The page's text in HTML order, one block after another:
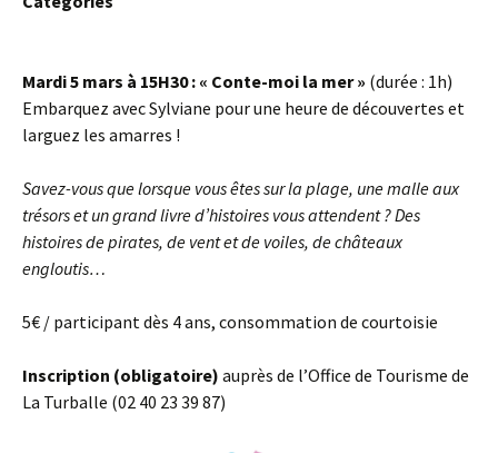
Mardi 5 mars à 15H30 : « Conte-moi la mer » (durée : 1h)
Embarquez avec Sylviane pour une heure de découvertes et
larguez les amarres !
Savez-vous que lorsque vous êtes surla plage, une malle aux
trésors et ungrand livre d’histoires vous attendent ?Des
histoires de pirates, de vent et de voiles, de châteaux
engloutis…
5€ / participant dès 4 ans, consommation de courtoisie
Inscription (obligatoire) auprès de l’Office de Tourisme de
La Turballe (02 40 23 39 87)